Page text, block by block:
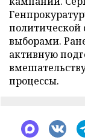
выборами.
активную
процессы.